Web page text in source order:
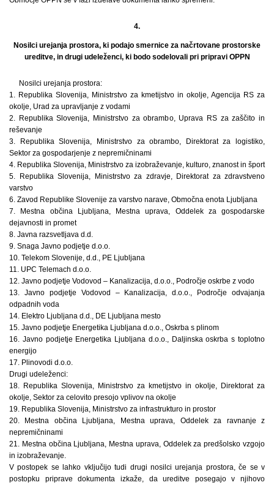
4.
Nosilci urejanja prostora, ki podajo smernice za načrtovane prostorske
ureditve, in drugi udeleženci, ki bodo sodelovali pri pripravi OPPN
Nosilci urejanja prostora:
1. Republika Slovenija, Ministrstvo za kmetijstvo in okolje, Agencija RS za
okolje, Urad za upravljanje z vodami
2. Republika Slovenija, Ministrstvo za obrambo, Uprava RS za zaščito in
reševanje
3. Republika Slovenija, Ministrstvo za obrambo, Direktorat za logistiko,
Sektor za gospodarjenje z nepremičninami
4. Republika Slovenija, Ministrstvo za izobraževanje, kulturo, znanost in šport
5. Republika Slovenija, Ministrstvo za zdravje, Direktorat za zdravstveno
varstvo
6. Zavod Republike Slovenije za varstvo narave, Območna enota Ljubljana
7. Mestna občina Ljubljana, Mestna uprava, Oddelek za gospodarske
dejavnosti in promet
8. Javna razsvetljava d.d.
9. Snaga Javno podjetje d.o.o.
10. Telekom Slovenije, d.d., PE Ljubljana
11. UPC Telemach d.o.o.
12. Javno podjetje Vodovod – Kanalizacija, d.o.o., Področje oskrbe z vodo
13. Javno podjetje Vodovod – Kanalizacija, d.o.o., Področje odvajanja
odpadnih voda
14. Elektro Ljubljana d.d., DE Ljubljana mesto
15. Javno podjetje Energetika Ljubljana d.o.o., Oskrba s plinom
16. Javno podjetje Energetika Ljubljana d.o.o., Daljinska oskrba s toplotno
energijo
17. Plinovodi d.o.o.
Drugi udeleženci:
18. Republika Slovenija, Ministrstvo za kmetijstvo in okolje, Direktorat za
okolje, Sektor za celovito presojo vplivov na okolje
19. Republika Slovenija, Ministrstvo za infrastrukturo in prostor
20. Mestna občina Ljubljana, Mestna uprava, Oddelek za ravnanje z
nepremičninami
21. Mestna občina Ljubljana, Mestna uprava, Oddelek za predšolsko vzgojo
in izobraževanje.
V postopek se lahko vključijo tudi drugi nosilci urejanja prostora, če se v
postopku priprave dokumenta izkaže, da ureditve posegajo v njihovo